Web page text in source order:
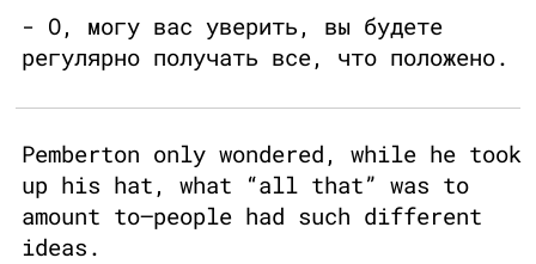
- О, могу вас уверить, вы будете
регулярно получать все, что положено.
Pemberton only wondered, while he took
up his hat, what “all that” was to
amount to—people had such different
ideas.